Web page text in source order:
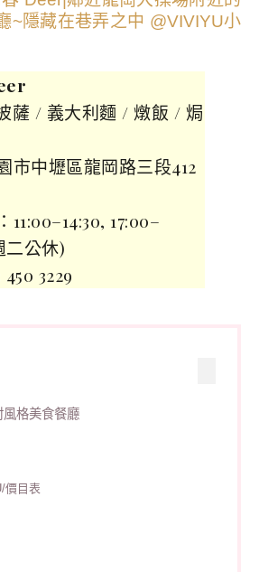
薩 / 義大利麵 / 燉飯 / 焗
市中壢區龍岡路三段412
11:00–14:30, 17:00–
二公休)
3229
格美食餐廳
價目表